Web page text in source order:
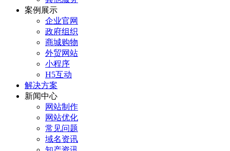
案例展示
企业官网
政府组织
商城购物
外贸网站
小程序
H5互动
解决方案
新闻中心
网站制作
网站优化
常见问题
域名资讯